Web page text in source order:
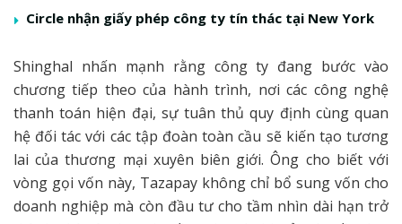
Circle nhận giấy phép công ty tín thác tại New York
Shinghal nhấn mạnh rằng công ty đang bước vào
chương tiếp theo của hành trình, nơi các công nghệ
thanh toán hiện đại, sự tuân thủ quy định cùng quan
hệ đối tác với các tập đoàn toàn cầu sẽ kiến tạo tương
lai của thương mại xuyên biên giới. Ông cho biết với
vòng gọi vốn này, Tazapay không chỉ bổ sung vốn cho
doanh nghiệp mà còn đầu tư cho tầm nhìn dài hạn trở